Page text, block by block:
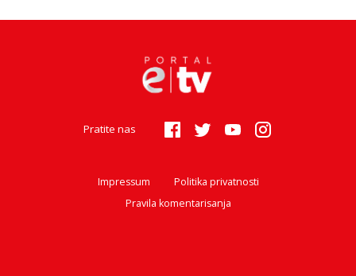
Pratite nas
Impressum
Politika privatnosti
Pravila komentarisanja